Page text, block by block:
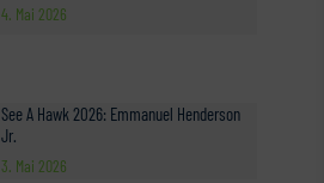
4. Mai 2026
See A Hawk 2026: Emmanuel Henderson
Jr.
3. Mai 2026